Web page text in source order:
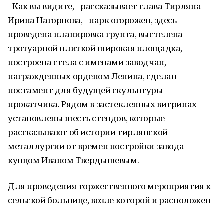
- Как вы видите, - рассказывает глава Тирляна
Ирина Нагорнова, - парк огорожен, здесь
проведена планировка грунта, выстелена
тротуарной плиткой широкая площадка,
построена стела с именами заводчан,
награжденных орденом Ленина, сделан
постамент для будущей скульптуры
прокатчика. Рядом в застекленных витринах
установлены шесть стендов, которые
рассказывают об истории тирлянской
металлургии от времен постройки завода
купцом Иваном Твердышевым.
Для проведения торжественного мероприятия к
сельской больнице, возле которой и расположен